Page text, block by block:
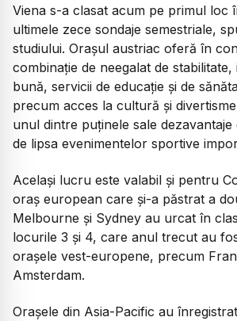
Viena s-a clasat acum pe primul loc
ultimele zece sondaje semestriale,
studiului. Orașul austriac oferă în
combinație de neegalat de
bună, servicii de educație și de
precum acces la cultură și
unul dintre puținele sale
de lipsa evenimentelor sportive
Același lucru este valabil și pentru
oraș european care și-a păstrat a
Melbourne și Sydney au urcat în
locurile 3 și 4, care anul trecut au
orașele vest-europene, precum
Amsterdam.
Oraşele din Asia-Pacific au